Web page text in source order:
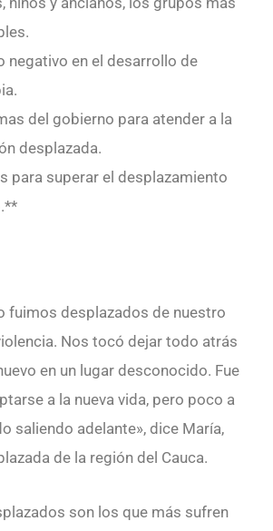
negativo en el desarrollo de
del gobierno para atender a la
desplazada.
para superar el desplazamiento
fuimos desplazados de nuestro
Nos tocó dejar todo atrás
en un lugar desconocido. Fue
a la nueva vida, pero poco a
saliendo adelante», dice María,
de la región del Cauca.
son los que más sufren